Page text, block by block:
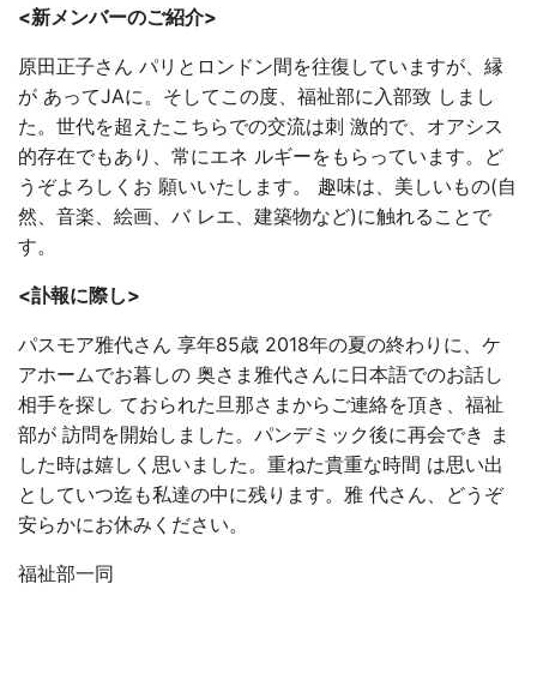
<新メンバーのご紹介>
原田正子さん パリとロンドン間を往復していますが、縁
が あってJAに。そしてこの度、福祉部に入部致 しまし
た。世代を超えたこちらでの交流は刺 激的で、オアシス
的存在でもあり、常にエネ ルギーをもらっています。ど
うぞよろしくお 願いいたします。 趣味は、美しいもの(自
然、音楽、絵画、バ レエ、建築物など)に触れることで
す。
<訃報に際し>
パスモア雅代さん 享年85歳 2018年の夏の終わりに、ケ
アホームでお暮しの 奥さま雅代さんに日本語でのお話し
相手を探し ておられた旦那さまからご連絡を頂き、福祉
部が 訪問を開始しました。パンデミック後に再会でき ま
した時は嬉しく思いました。重ねた貴重な時間 は思い出
としていつ迄も私達の中に残ります。雅 代さん、どうぞ
安らかにお休みください。
福祉部一同